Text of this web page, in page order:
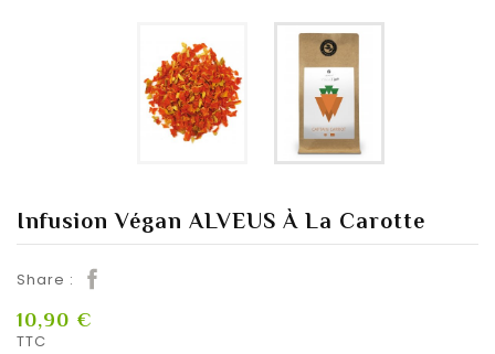
Infusion Végan ALVEUS À La Carotte
Share :
10,90 €
TTC